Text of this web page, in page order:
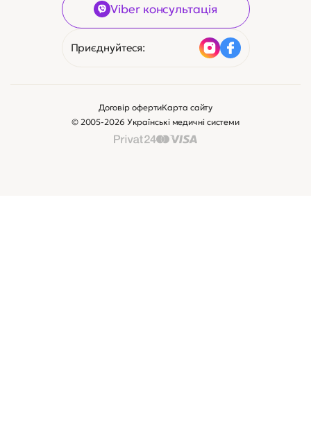
Viber консультація
Приєднуйтеся:
© 2005-2026 Українські медичні системи
Договір офертиКарта сайту